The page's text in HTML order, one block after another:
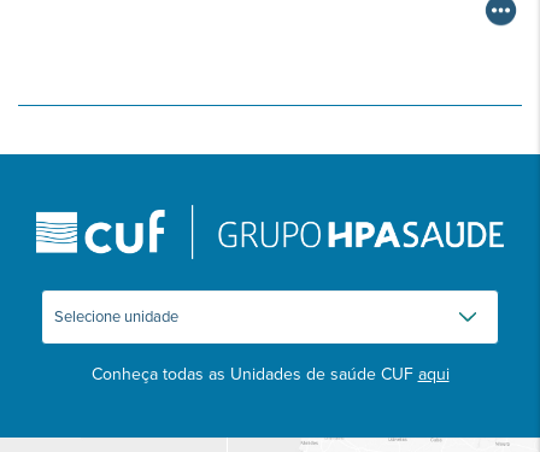
Conheça todas as Unidades de saúde CUF aqui